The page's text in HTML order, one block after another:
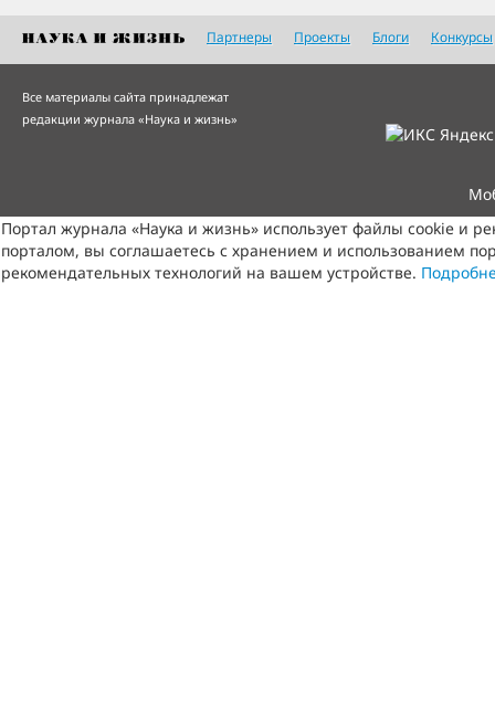
Партнеры Проекты Блоги Конкурсы
Все материалы сайта принадлежат
редакции журнала «Наука и жизнь»
Портал журнала «Наука и жизнь» использует файлы cookie и
порталом, вы соглашаетесь с хранением и использованием
рекомендательных технологий на вашем устройстве.